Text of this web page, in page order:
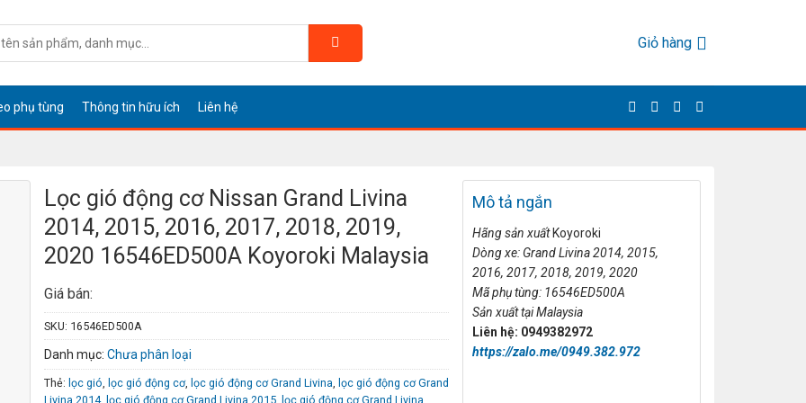
Giỏ hàng
phụ tùng Thông tin hữu ích Liên hệ
Lọc gió động cơ Nissan Grand Livina
2014, 2015, 2016, 2017, 2018, 2019,
2020 16546ED500A Koyoroki Malaysia
Giá bán:
SKU: 16546ED500A
Danh mục: Chưa phân loại
Thẻ: lọc gió, lọc gió động cơ, lọc gió động cơ Grand Livina, lọc gió động cơ Grand
Livina 2014, lọc gió động cơ Grand Livina 2015, lọc gió động cơ Grand Livina
Mô tả ngắn
Hãng sản xuất Koyoroki
Dòng xe: Grand Livina 2014, 2015,
2016, 2017, 2018, 2019, 2020
Mã phụ tùng: 16546ED500A
Sản xuất tạiMalaysia
Liên hệ: 0949382972
https://zalo.me/0949.382.972